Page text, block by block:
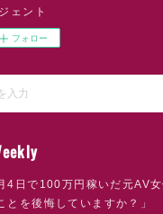
ェント
フォロー
4日で100万円稼いだ元AV
とを後悔していますか？」